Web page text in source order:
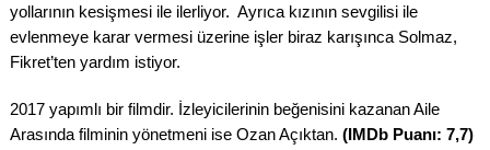
yollarının kesişmesi ile ilerliyor. Ayrıca kızının sevgilisi ile
evlenmeye karar vermesi üzerine işler biraz karışınca Solmaz,
Fikret’ten yardım istiyor.
2017 yapımlı bir filmdir. İzleyicilerinin beğenisini kazanan Aile
Arasında filminin yönetmeni ise Ozan Açıktan. (IMDb Puanı: 7,7)